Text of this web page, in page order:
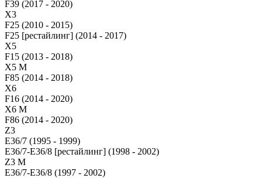
F39 (2017 - 2020)
X3
F25 (2010 - 2015)
F25 [рестайлинг] (2014 - 2017)
X5
F15 (2013 - 2018)
X5 M
F85 (2014 - 2018)
X6
F16 (2014 - 2020)
X6 M
F86 (2014 - 2020)
Z3
E36/7 (1995 - 1999)
E36/7-E36/8 [рестайлинг] (1998 - 2002)
Z3 M
E36/7-E36/8 (1997 - 2002)